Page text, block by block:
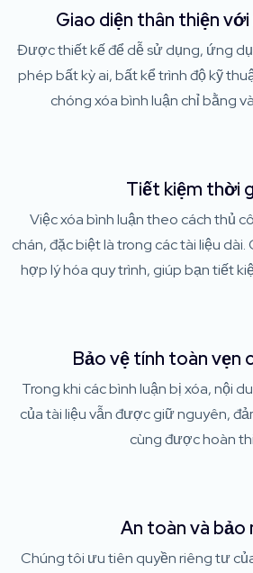
Giao diện thân thiện
Được thiết kế để dễ sử dụng, ứng
phép bất kỳ ai, bất kể trình độ kỹ
chóng xóa bình luận chỉ bằng
Tiết kiệm thời
Việc xóa bình luận theo cách thủ
chán, đặc biệt là trong các tài liệu
hợp lý hóa quy trình, giúp bạn tiết
Bảo vệ tính toàn vẹn
Trong khi các bình luận bị xóa, nội
của tài liệu vẫn được giữ nguyên,
cùng được hoàn
An toàn và bảo
Chúng tôi ưu tiên quyền riêng tư